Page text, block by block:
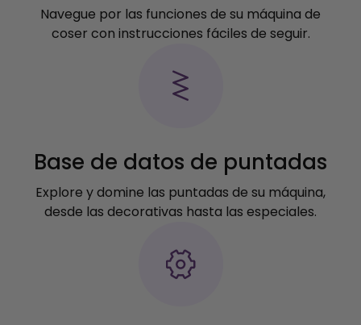
Navegue por las funciones de su máquina de
coser con instrucciones fáciles de seguir.
Base de datos de puntadas
Explore y domine las puntadas de su máquina,
desde las decorativas hasta las especiales.